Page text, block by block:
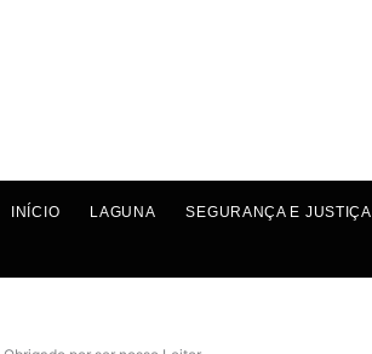
INÍCIO LAGUNA SEGURANÇA E JUSTIÇA